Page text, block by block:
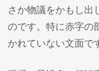
さか物議をかもし出
のです。特に赤字の
かれていない文面で